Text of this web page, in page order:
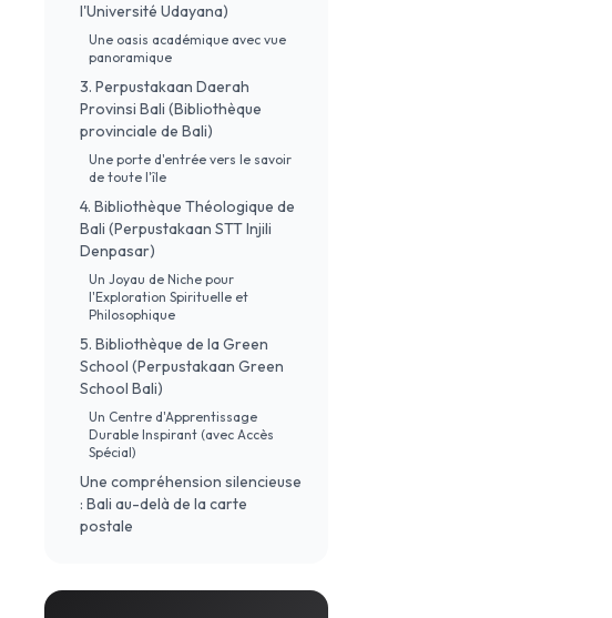
l'Université Udayana)
Une oasis académique avec vue
panoramique
3. Perpustakaan Daerah
Provinsi Bali (Bibliothèque
provinciale de Bali)
Une porte d'entrée vers le savoir
de toute l'île
4. Bibliothèque Théologique de
Bali (Perpustakaan STT Injili
Denpasar)
Un Joyau de Niche pour
l'Exploration Spirituelle et
Philosophique
5. Bibliothèque de la Green
School (Perpustakaan Green
School Bali)
Un Centre d'Apprentissage
Durable Inspirant (avec Accès
Spécial)
Une compréhension silencieuse
: Bali au-delà de la carte
postale